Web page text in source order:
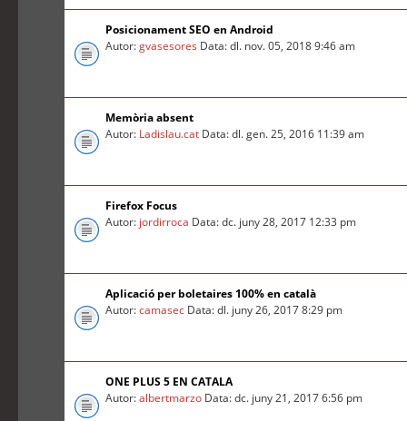
Posicionament SEO en Android
Autor:gvasesores Data: dl. nov. 05, 2018 9:46 am
Memòria absent
Autor: Ladislau.cat Data: dl. gen. 25, 2016 11:39 am
Firefox Focus
Autor: jordirroca Data: dc. juny 28, 2017 12:33 pm
Aplicació per boletaires 100% en català
Autor:camasec Data: dl. juny 26, 2017 8:29 pm
ONE PLUS 5 EN CATALA
Autor:albertmarzo Data: dc. juny 21, 2017 6:56 pm